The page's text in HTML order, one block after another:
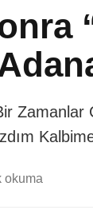
Zamanlar
okuma